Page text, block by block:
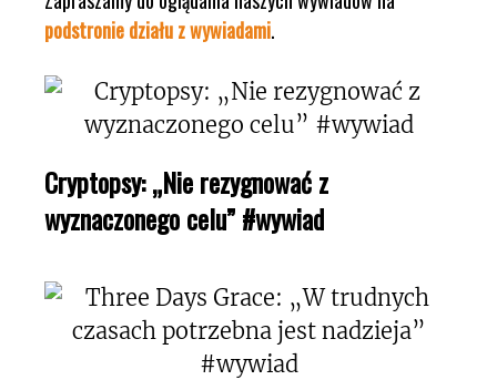
podstronie działu z wywiadami.
Cryptopsy: „Nie rezygnować z
wyznaczonego celu” #wywiad